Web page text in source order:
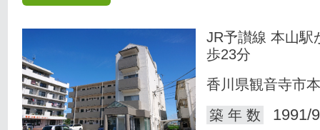
JR予讃線 本山駅
歩23分
香川県観音寺市
築 年 数
1991/